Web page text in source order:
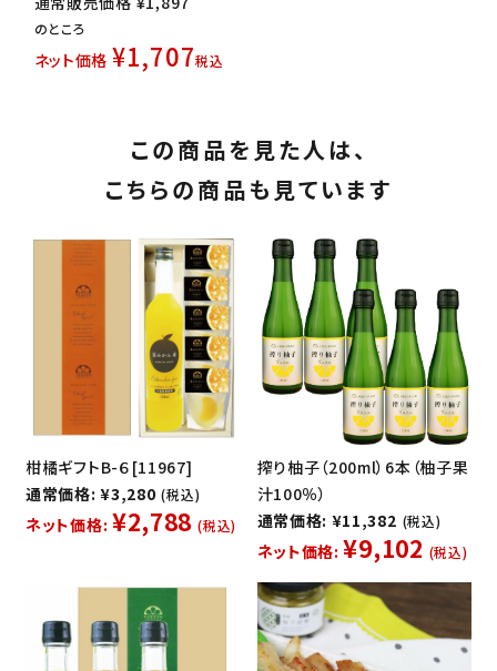
のところ
ネット価格 ¥1,707税込
この商品を見た人は、
こちらの商品も見ています
柑橘ギフトB-６[11967]
通常価格: ¥3,280 (税込)
ネット価格: ¥2,788 (税込)
搾り柚子（200ml）6本（柚子果
汁100％）
通常価格: ¥11,382 (税込)
ネット価格: ¥9,102 (税込)